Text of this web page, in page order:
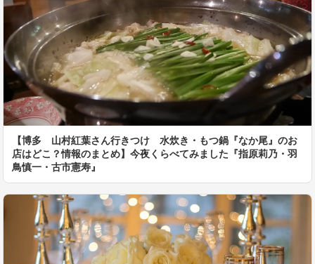
【博多 山村紅葉さん行きつけ 水炊き・もつ鍋『なか尾』のお
店はどこ？情報のまとめ】今夜くらべてみました『指原莉乃・羽
鳥慎一・古市憲寿』